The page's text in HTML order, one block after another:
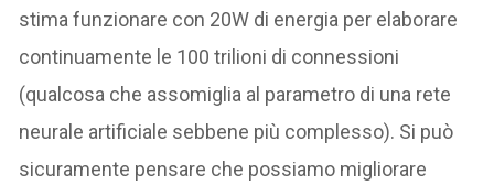
stima funzionare con 20W di energia per elaborare
continuamente le 100 trilioni di connessioni
(qualcosa che assomiglia al parametro di una rete
neurale artificiale sebbene più complesso). Si può
sicuramente pensare che possiamo migliorare